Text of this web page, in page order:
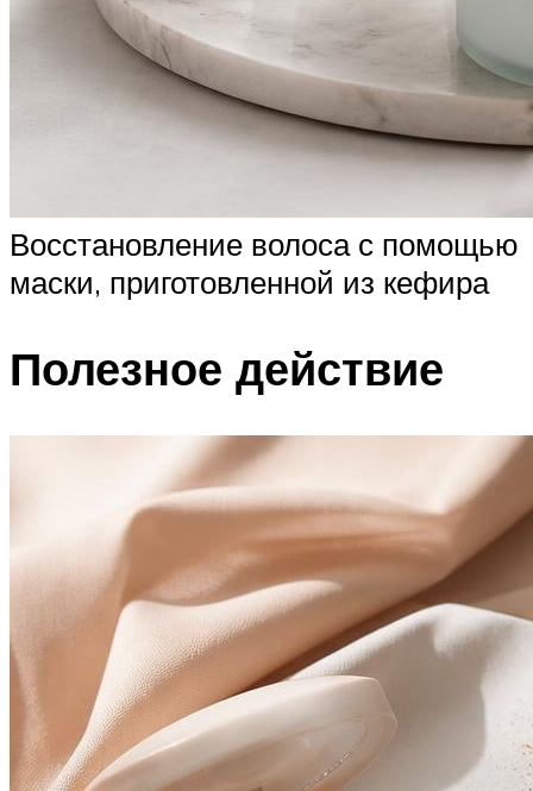
Восстановление волоса с помощью
маски, приготовленной из кефира
Полезное действие